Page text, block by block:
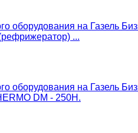
оборудования на Газель
...
оборудования на Газель
DM - 250H.